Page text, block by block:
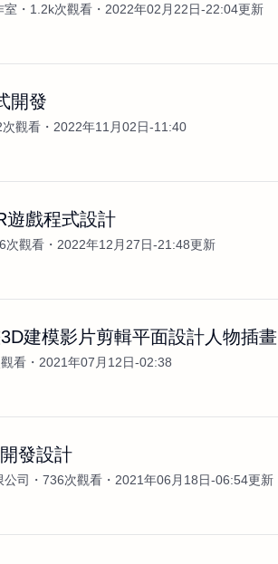
室 1.2k次觀看 2022年02月22日-22:04更新
開發
觀看 2022年11月02日-11:40
遊戲程式設計
次觀看 2022年12月27日-21:48更新
建模影片剪輯平面設計人物插畫
看 2021年07月12日-02:38
發設計
公司 736次觀看 2021年06月18日-06:54更新